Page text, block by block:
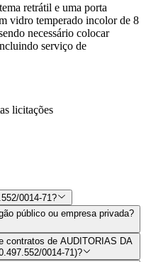
retrátil e uma porta
vidro temperado incolor de 8
necessário colocar
serviço de
licitações
0014-71?
público ou empresa privada?
contratos de AUDITORIAS DA
0014-71)?